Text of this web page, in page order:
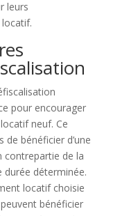
leurs
pour encourager
neuf. Ce
bénéficier d’une
contrepartie de la
déterminée.
locatif choisie
bénéficier